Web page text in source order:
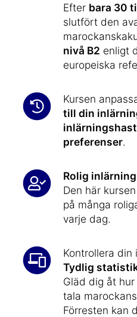
Efter bara 30
slutfört den
nivå B2 enligt
europeiska
Kursen
till din
preferenser.
Rolig
Den här
på många
varje dag.
Kontrollera din
Tydlig
Gläd dig åt
tala
Förresten kan